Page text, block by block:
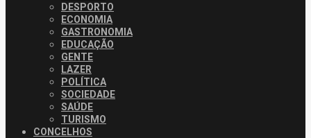
DESPORTO
ECONOMIA
GASTRONOMIA
EDUCAÇÃO
GENTE
LAZER
POLÍTICA
SOCIEDADE
SAÚDE
TURISMO
CONCELHOS